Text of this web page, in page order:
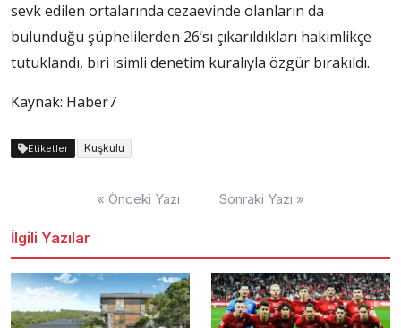
sevk edilen ortalarında cezaevinde olanların da
bulunduğu şüphelilerden 26’sı çıkarıldıkları hakimlikçe
tutuklandı, biri isimli denetim kuralıyla özgür bırakıldı.
Kaynak: Haber7
Etiketler Kuşkulu
« Önceki Yazı Sonraki Yazı »
İlgili Yazılar